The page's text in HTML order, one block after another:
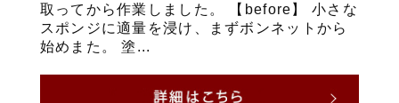
取ってから作業しました。 【before】 小さな
スポンジに適量を浸け、まずボンネットから
始めまた。 塗...